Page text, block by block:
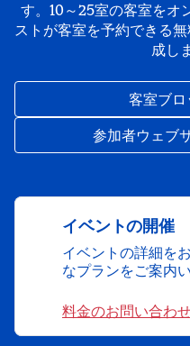
す。10～25室の客室をオ
ストが客室を予約できる
成し
客室ブ
参加者ウェブ
イベントの開催
イベントの詳細を
なプランをご案内
料金のお問い合わ